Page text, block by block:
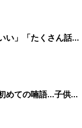
い」「たくさん話し
ど……子どもの発語
めての喃語…子供の
て」を見られると、